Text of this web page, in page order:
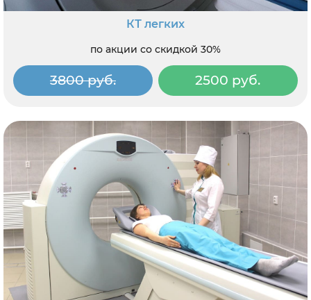
КТ легких
по акции со скидкой 30%
3800 руб. 2500 руб.